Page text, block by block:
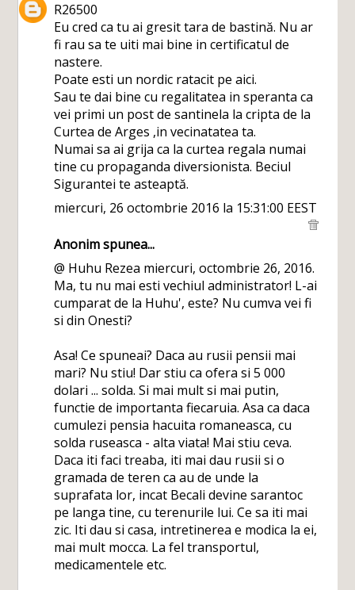
R26500
Eu cred ca tu ai gresit tara de bastină. Nu ar
fi rau sa te uiti mai bine in certificatul de
nastere.
Poate esti un nordic ratacit pe aici.
Sau te dai bine cu regalitatea in speranta ca
vei primi un post de santinela la cripta de la
Curtea de Arges ,in vecinatatea ta.
Numai sa ai grija ca la curtea regala numai
tine cu propaganda diversionista. Beciul
Sigurantei te asteaptă.
miercuri, 26 octombrie 2016 la 15:31:00 EEST
Anonim spunea...
@ Huhu Rezea miercuri, octombrie 26, 2016.
Ma, tu nu mai esti vechiul administrator! L-ai
cumparat de la Huhu', este? Nu cumva vei fi
si din Onesti?
Asa! Ce spuneai? Daca au rusii pensii mai
mari? Nu stiu! Dar stiu ca ofera si 5 000
dolari ... solda. Si mai mult si mai putin,
functie de importanta fiecaruia. Asa ca daca
cumulezi pensia hacuita romaneasca, cu
solda ruseasca - alta viata! Mai stiu ceva.
Daca iti faci treaba, iti mai dau rusii si o
gramada de teren ca au de unde la
suprafata lor, incat Becali devine sarantoc
pe langa tine, cu terenurile lui. Ce sa iti mai
zic. Iti dau si casa, intretinerea e modica la ei,
mai mult mocca. La fel transportul,
medicamentele etc.